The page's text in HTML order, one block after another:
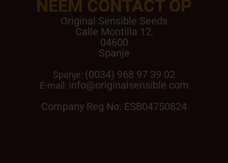
NEEM CONTACT OP
Original Sensible Seeds
Calle Montilla 12,
04600
Spanje
Spanje: (0034) 968 97 39 02
E-mail: info@originalsensible.com
Company Reg No. ESB04750824